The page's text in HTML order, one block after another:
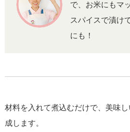
で、お米にもマ
スパイスで漬け
にも！
材料を入れて煮込むだけで、美味
成します。